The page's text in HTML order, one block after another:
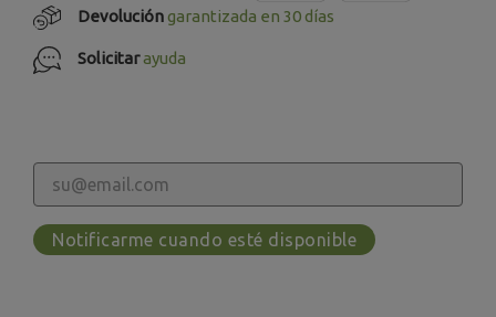
Devolucióngarantizada en 30 días
Solicitarayuda
Notificarme cuando esté disponible